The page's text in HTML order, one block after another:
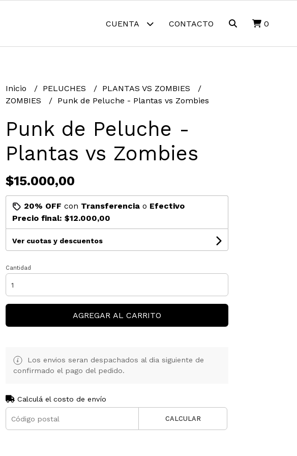
CUENTA CONTACTO 0
Inicio PELUCHES
PLANTAS VS ZOMBIES
ZOMBIES
Punk de Peluche - Plantas vs Zombies
Punk de Peluche -
Plantas vs Zombies
$15.000,00
20% OFF con Transferenciao Efectivo
Precio final: $12.000,00
Ver cuotas y descuentos
Cantidad
AGREGAR AL CARRITO
Los envios seran despachados al dia siguiente de
confirmado el pago del pedido.
Calculá el costo de envío
CALCULAR